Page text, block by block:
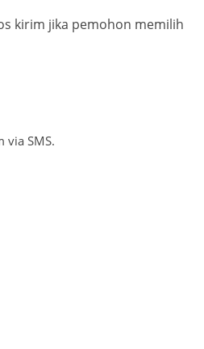
kirim jika pemohon memilih
via SMS.